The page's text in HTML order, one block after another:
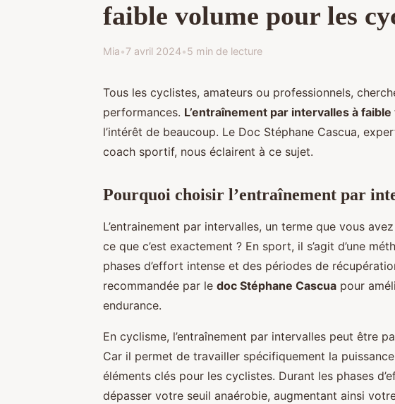
faible volume pour les
Mia•7 avril 2024•5 min de lecture
Tous les cyclistes, amateurs ou professionnels,
performances. L’entraînement par intervalles à faible
l’intérêt de beaucoup. Le Doc Stéphane Cascua,
coach sportif, nous éclairent à ce sujet.
Pourquoi choisir l’entraînement par
L’entrainement par intervalles, un terme que vous
ce que c’est exactement ? En sport, il s’agit d’une
phases d’effort intense et des périodes de
recommandée par le doc Stéphane Cascua pour
endurance.
En cyclisme, l’entraînement par intervalles peut être
Car il permet de travailler spécifiquement la
éléments clés pour les cyclistes. Durant les phases
dépasser votre seuil anaérobie, augmentant ainsi